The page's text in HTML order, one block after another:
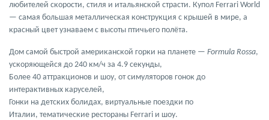
любителей скорости, стиля и итальянской страсти. Купол Ferrari World
— самая большая металлическая конструкция с крышей в мире, а
красный цвет узнаваем с высоты птичьего полёта.
Дом самой быстрой американской горки на планете — Formula Rossa,
ускоряющейся до 240 км/ч за 4.9 секунды,
Более 40 аттракционов и шоу, от симуляторов гонок до
интерактивных каруселей,
Гонки на детских болидах, виртуальные поездки по
Италии, тематические рестораны Ferrari и шоу.